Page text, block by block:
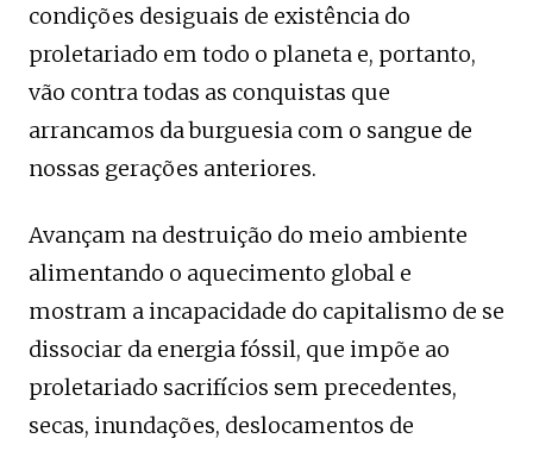
condições desiguais de existência do
proletariado em todo o planeta e, portanto,
vão contra todas as conquistas que
arrancamos da burguesia com o sangue de
nossas gerações anteriores.
Avançam na destruição do meio ambiente
alimentando o aquecimento global e
mostram a incapacidade do capitalismo de se
dissociar da energia fóssil, que impõe ao
proletariado sacrifícios sem precedentes,
secas, inundações, deslocamentos de